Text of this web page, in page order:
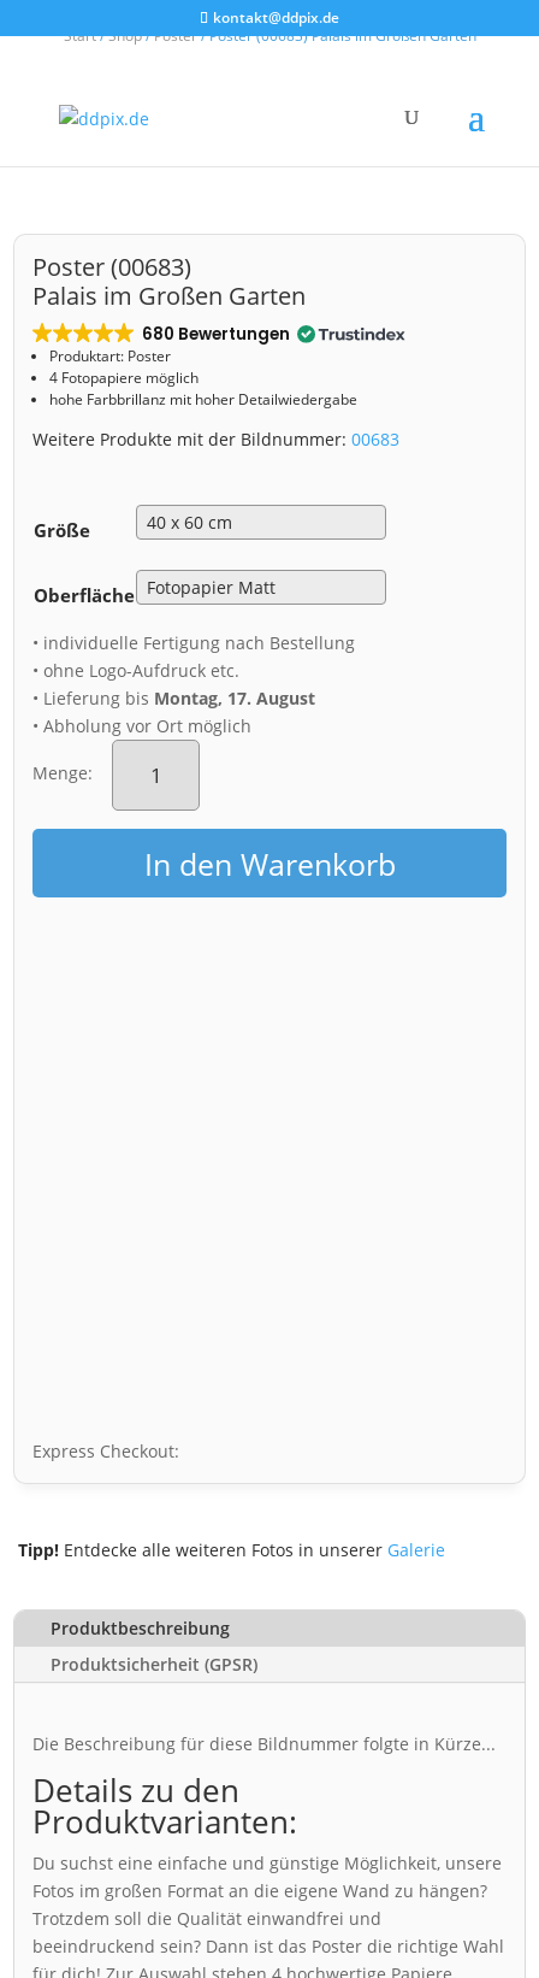
kontakt@ddpix.de
Start/Shop/Poster/ Poster (00683) Palais im Großen Garten
Poster (00683)
Palais im Großen Garten
680 Bewertungen
Produktart: Poster
4 Fotopapiere möglich
hohe Farbbrillanz mit hoher Detailwiedergabe
Weitere Produkte mit der Bildnummer:00683
Größe
Oberfläche
• individuelle Fertigung nach Bestellung
• ohne Logo-Aufdruck etc.
• Lieferung bis Montag, 17. August
• Abholung vor Ort möglich
Menge:
Poster
(00683)
im
Großen
Garten
MengeIn den Warenkorb
Express Checkout:
Tipp! Entdecke alle weiteren Fotos in unserer Galerie
Produktbeschreibung
Produktsicherheit (GPSR)
Die Beschreibung für diese Bildnummer folgte in Kürze...
Details zu den
Produktvarianten:
Du suchst eine einfache und günstige Möglichkeit, unsere
Fotos im großen Format an die eigene Wand zu hängen?
Trotzdem soll die Qualität einwandfrei und
beeindruckend sein? Dann ist das Poster die richtige Wahl